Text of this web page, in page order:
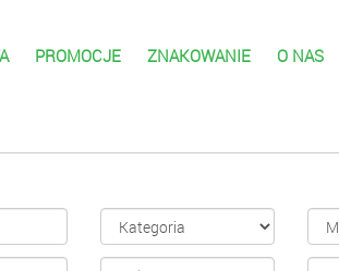
PROMOCJE ZNAKOWANIE O NAS